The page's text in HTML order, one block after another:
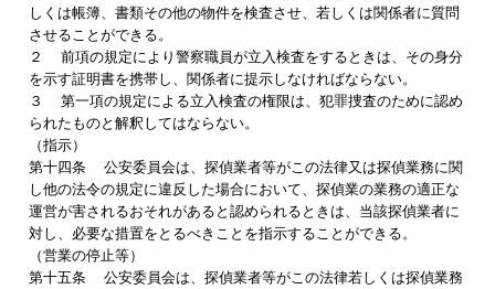
しくは帳簿、書類その他の物件を検査させ、若しくは関係者に質問
させることができる。
２ 前項の規定により警察職員が立入検査をするときは、その身分
を示す証明書を携帯し、関係者に提示しなければならない。
３ 第一項の規定による立入検査の権限は、犯罪捜査のために認め
られたものと解釈してはならない。
（指示）
第十四条 公安委員会は、探偵業者等がこの法律又は探偵業務に関
し他の法令の規定に違反した場合において、探偵業の業務の適正な
運営が害されるおそれがあると認められるときは、当該探偵業者に
対し、必要な措置をとるべきことを指示することができる。
（営業の停止等）
第十五条 公安委員会は、探偵業者等がこの法律若しくは探偵業務